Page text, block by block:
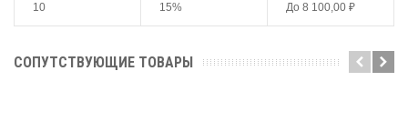
10 15% До 8 100,00 ₽
СОПУТСТВУЮЩИЕ ТОВАРЫ